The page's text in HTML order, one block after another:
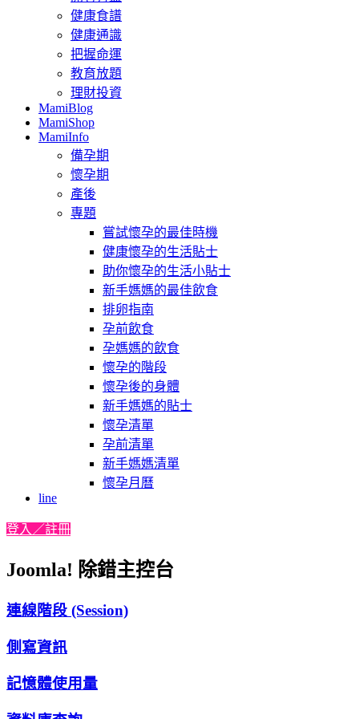
健康食譜
健康通識
把握命運
教育放題
理財投資
MamiBlog
MamiShop
MamiInfo
備孕期
懷孕期
產後
專題
嘗試懷孕的最佳時機
健康懷孕的生活貼士
助你懷孕的生活小貼士
新手媽媽的最佳飲食
排卵指南
孕前飲食
孕媽媽的飲食
懷孕的階段
懷孕後的身體
新手媽媽的貼士
懷孕清單
孕前清單
新手媽媽清單
懷孕月曆
line
登入／註冊
Joomla! 除錯主控台
連線階段 (Session)
側寫資訊
記憶體使用量